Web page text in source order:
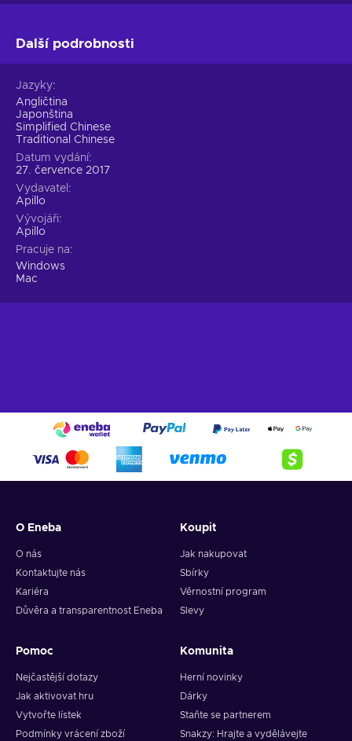
Další podrobnosti
Jazyky
Angličtina
Japonština
Simplified Chinese
Traditional Chinese
Datum vydání
27. července 2017
Vydavatel
Apillo
Vývojáři
Apillo
Pracuje na
Windows
Mac
O Eneba
O nás
Kontaktujte nás
Kariéra
Důvěra a transparentnost Eneba
Koupit
Jak nakupovat
Sbírky
Věrnostní program
Slevy
Pomoc
Nejčastější dotazy
Jak aktivovat hru
Vytvořte lístek
Podmínky vrácení zboží
Komunita
Herní novinky
Dárky
Staňte se partnerem
Snakzy: Hrajte a vydělávejte